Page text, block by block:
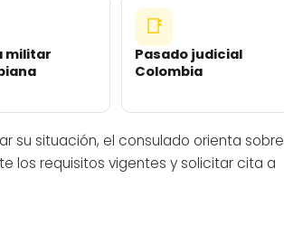
militar
📑
Pasado judicial
Colombia
su situación, el consulado orienta sobre
los requisitos vigentes y solicitar cita a